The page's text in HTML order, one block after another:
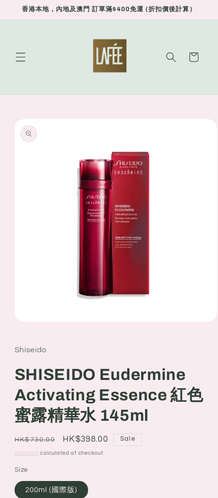
Skip to
香港本地，內地及澳門 訂單滿$400免運 (折扣價後計算）
Cart
product
information
in
modal
Shiseido
SHISEIDO Eudermine
Activating Essence 紅色
蜜露精華水 145ml
Regular
price
HK$730.00
Sale
price
HK$398.00 Sale
Shipping calculated at checkout.
Size
200ml (國際版)